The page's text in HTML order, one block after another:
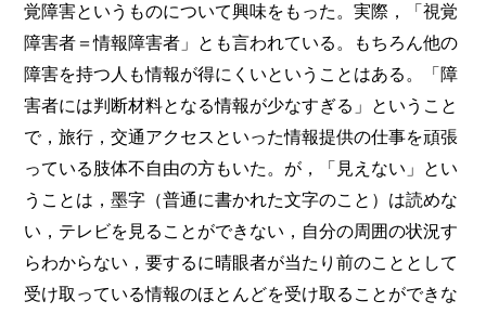
覚障害というものについて興味をもった。実際，「視覚
障害者＝情報障害者」とも言われている。もちろん他の
障害を持つ人も情報が得にくいということはある。「障
害者には判断材料となる情報が少なすぎる」ということ
で，旅行，交通アクセスといった情報提供の仕事を頑張
っている肢体不自由の方もいた。が，「見えない」とい
うことは，墨字（普通に書かれた文字のこと）は読めな
い，テレビを見ることができない，自分の周囲の状況す
らわからない，要するに晴眼者が当たり前のこととして
受け取っている情報のほとんどを受け取ることができな